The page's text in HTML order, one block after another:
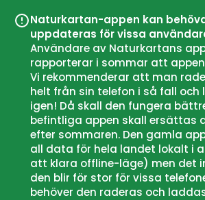
Naturkartan-appen kan
uppdateras för vissa
Användare av Naturkartans
rapporterar i sommar att
Vi rekommenderar att man
helt från sin telefon i så fall och
igen! Då skall den fungera
befintliga appen skall ersättas
efter sommaren. Den gamla
all data för hela landet lokalt i
att klara offline-läge) men det
den blir för stor för vissa
behöver den raderas och